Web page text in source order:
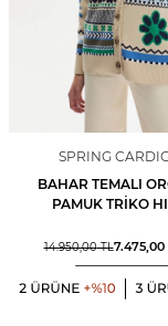
SPRING
BAHAR TEMALI
PAMUK TRIKO
14.950,00TL7.475,00